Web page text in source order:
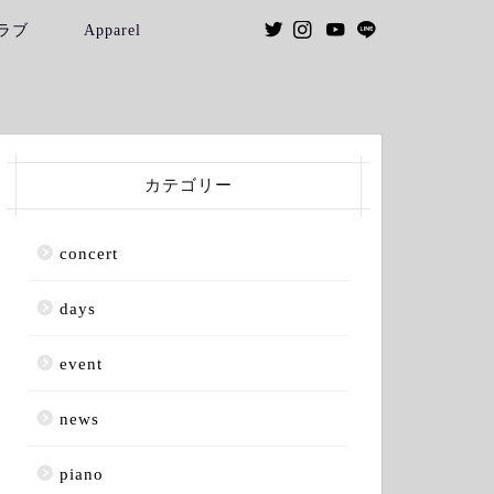
ブ Apparel
カテゴリー
concert
days
event
news
piano